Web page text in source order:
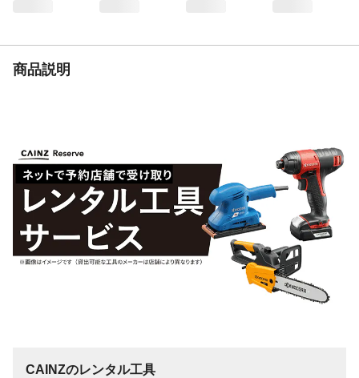
商品説明
CAINZのレンタル工具